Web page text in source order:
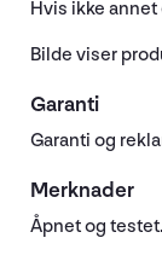
Hvis ikke
Bilde viser
Garanti
Garanti og
Merknader
Åpnet og